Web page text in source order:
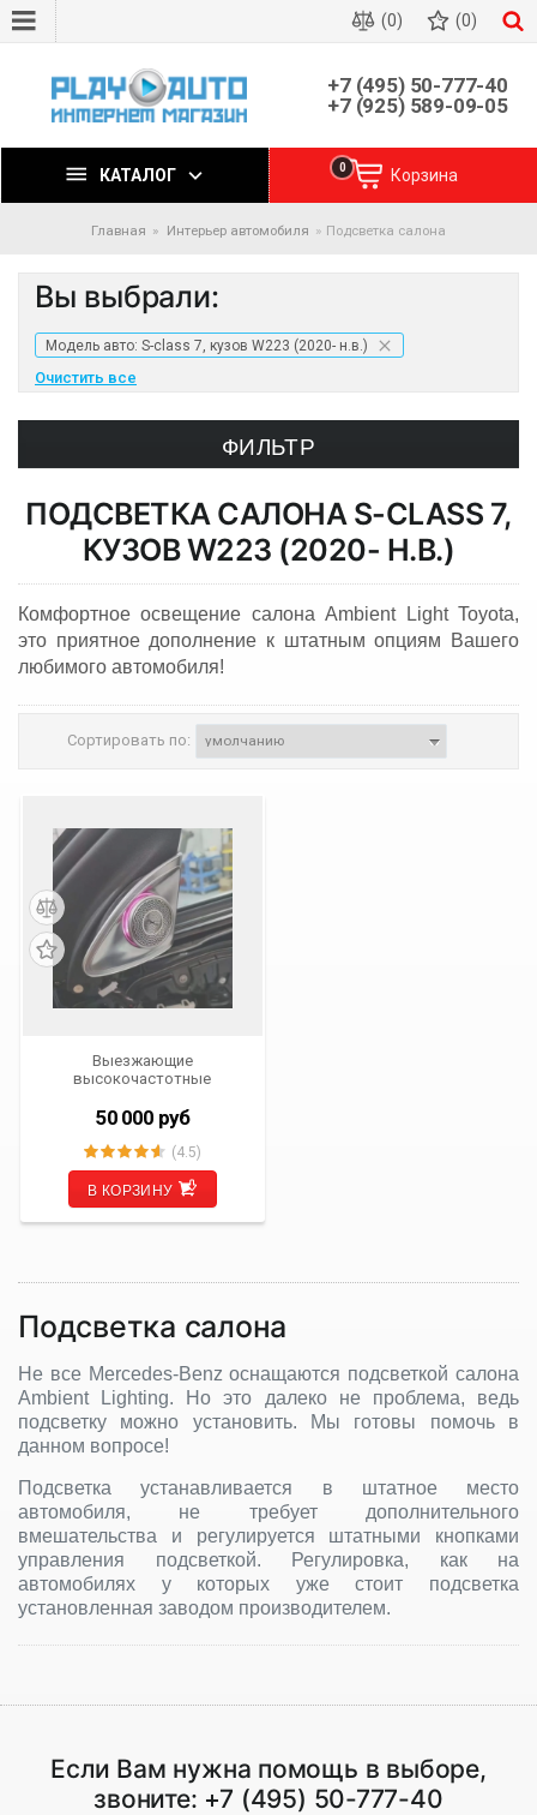
(0) (0)
+7 (495) 50-777-40
+7 (925) 589-09-05
КАТАЛОГ Корзина
0
Главная Интерьер автомобиля Подсветка салона
Вы выбрали:
Модель авто: S-class 7, кузов W223 (2020- н.в.)
Очистить все
ФИЛЬТР
ПОДСВЕТКА САЛОНАS-CLASS 7,
КУЗОВ W223 (2020- Н.В.)
Комфортное освещение салона Ambient Light Toyota,
это приятное дополнение к штатным опциям Вашего
любимого автомобиля!
Сортировать по:
Выезжающие
высокочастотные
Class (W223) от 2021 г.в. 3D-
Tweeter Burmester Style с
подсветкой Ambient AML-
3D-TW-MBW223
50 000 руб
(4.5)
В КОРЗИНУ
Подсветка салона
Не все Mercedes-Benz оснащаются подсветкой салона
Ambient Lighting. Но это далеко не проблема, ведь
подсветку можно установить. Мы готовы помочь в
данном вопросе!
Подсветка устанавливается в штатное место
автомобиля, не требует дополнительного
вмешательства и регулируется штатными кнопками
управления подсветкой. Регулировка, как на
автомобилях у которых уже стоит подсветка
установленная заводом производителем.
Если Вам нужна помощь в выборе,
звоните: +7 (495) 50-777-40